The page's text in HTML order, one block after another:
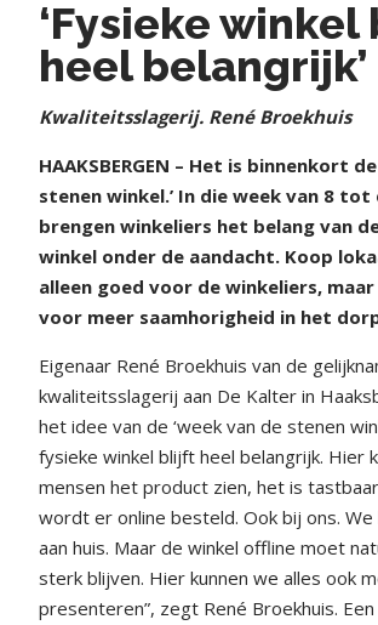
‘Fysieke
heel belangrijk’
Kwaliteitsslagerij. René Broekhuis
HAAKSBERGEN – Het is binnenkort
stenen winkel.’ In die week van 8 tot
brengen winkeliers het belang van
winkel onder de aandacht. Koop
alleen goed voor de winkeliers,
voor meer saamhorigheid in het
Eigenaar René Broekhuis van de
kwaliteitsslagerij aan De Kalter in
het idee van de ‘week van de stenen
fysieke winkel blijft heel belangrijk. Hier
mensen het product zien, het is
wordt er online besteld. Ook bij ons.
aan huis. Maar de winkel offline moet
sterk blijven. Hier kunnen we alles ook
presenteren”, zegt René Broekhuis.